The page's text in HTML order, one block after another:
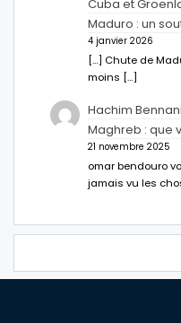
Cuba et
Maduro : un
4 janvier 2026
[…] Chute de
moins […]
Hachim Bennani
Maghreb : que
21 novembre 2025
omar bendouro
jamais vu les